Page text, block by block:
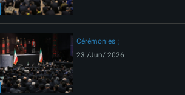
Cérémonies
23 /Jun/ 2026